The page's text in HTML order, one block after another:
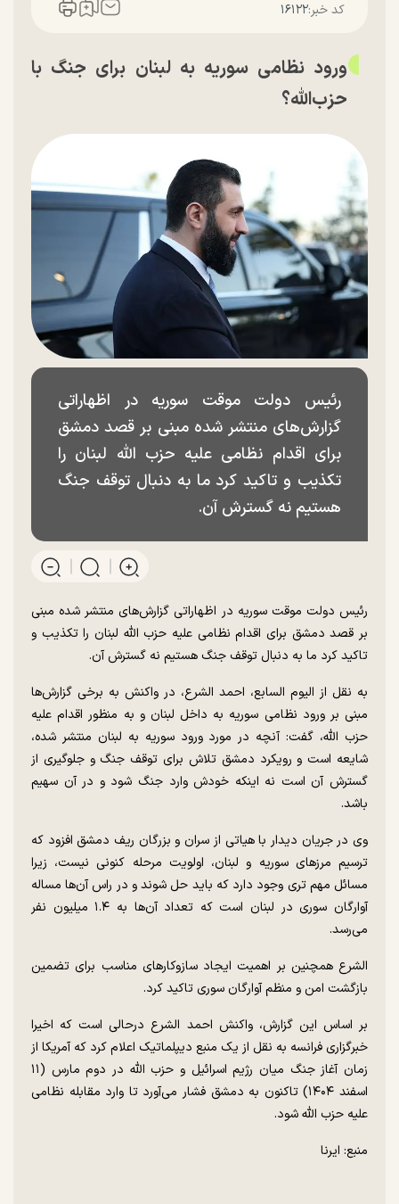
کد خبر:۱۶۱۲۲
ورود نظامی سوریه به لبنان برای جنگ با
حزب‌الله؟
رئیس دولت موقت سوریه در اظهاراتی
گزارش‌های منتشر شده مبنی بر قصد دمشق
برای اقدام نظامی علیه حزب الله لبنان را
تکذیب و تاکید کرد ما به دنبال توقف جنگ
هستیم نه گسترش آن.
رئیس دولت موقت سوریه در اظهاراتی گزارش‌های منتشر شده مبنی
بر قصد دمشق برای اقدام نظامی علیه حزب الله لبنان را تکذیب و
تاکید کرد ما به دنبال توقف جنگ هستیم نه گسترش آن.
به نقل از الیوم السابع، احمد الشرع، در واکنش به برخی گزارش‌ها
مبنی بر ورود نظامی سوریه به داخل لبنان و به منظور اقدام علیه
حزب الله، گفت: آنچه در مورد ورود سوریه به لبنان منتشر شده،
شایعه است و رویکرد دمشق تلاش برای توقف جنگ و جلوگیری از
گسترش آن است نه اینکه خودش وارد جنگ شود و در آن سهیم
باشد.
وی در جریان دیدار با هیاتی از سران و بزرگان ریف دمشق افزود که
ترسیم مرز‌های سوریه و لبنان، اولویت مرحله کنونی نیست، زیرا
مسائل مهم تری وجود دارد که باید حل شوند و در راس آن‌ها مساله
آوارگان سوری در لبنان است که تعداد آن‌ها به ۱.۴ میلیون نفر
می‌رسد.
الشرع همچنین بر اهمیت ایجاد سازوکار‌های مناسب برای تضمین
بازگشت امن و منظم آوارگان سوری تاکید کرد.
بر اساس این گزارش، واکنش احمد الشرع درحالی است که اخیرا
خبرگزاری فرانسه به نقل از یک منبع دیپلماتیک اعلام کرد که آمریکا از
زمان آغاز جنگ میان رژیم اسرائیل و حزب الله در دوم مارس (۱۱
اسفند ۱۴۰۴) تاکنون به دمشق فشار می‌آورد تا وارد مقابله نظامی
علیه حزب الله شود.
منبع: ایرنا